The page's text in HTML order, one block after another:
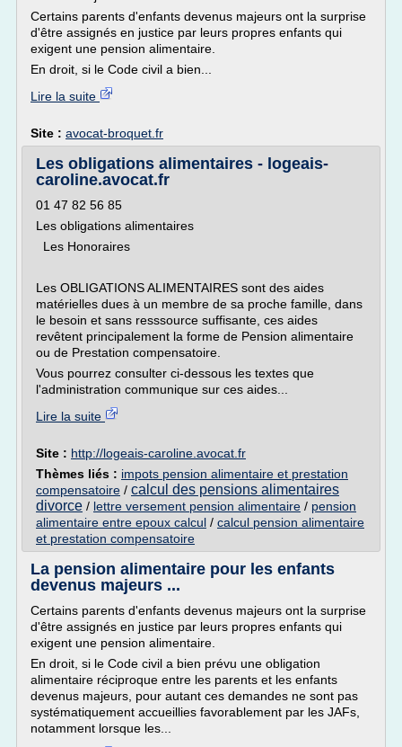
Certains parents d'enfants devenus majeurs ont la surprise
d'être assignés en justice par leurs propres enfants qui
exigent une pension alimentaire.
En droit, si le Code civil a bien...
Lire la suite
Site : avocat-broquet.fr
Les obligations alimentaires - logeais-
caroline.avocat.fr
01 47 82 56 85
Les obligations alimentaires
Les Honoraires
Les OBLIGATIONS ALIMENTAIRES sont des aides
matérielles dues à un membre de sa proche famille, dans
le besoin et sans resssource suffisante, ces aides
revêtent principalement la forme de Pension alimentaire
ou de Prestation compensatoire.
Vous pourrez consulter ci-dessous les textes que
l'administration communique sur ces aides...
Lire la suite
Site : http://logeais-caroline.avocat.fr
Thèmes liés : impots pension alimentaire et prestation
compensatoire / calcul des pensions alimentaires
divorce / lettre versement pension alimentaire / pension
alimentaire entre epoux calcul / calcul pension alimentaire
et prestation compensatoire
La pension alimentaire pour les enfants
devenus majeurs ...
Certains parents d'enfants devenus majeurs ont la surprise
d'être assignés en justice par leurs propres enfants qui
exigent une pension alimentaire.
En droit, si le Code civil a bien prévu une obligation
alimentaire réciproque entre les parents et les enfants
devenus majeurs, pour autant ces demandes ne sont pas
systématiquement accueillies favorablement par les JAFs,
notamment lorsque les...